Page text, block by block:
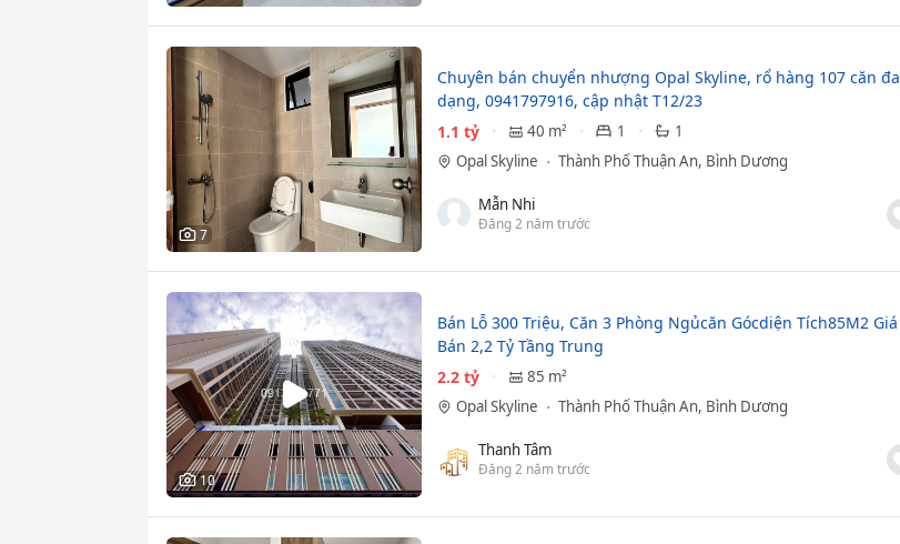
7
Chuyên bán chuyển nhượng Opal Skyline, rổ hàng 107 căn đa
dạng, 0941797916, cập nhật T12/23
1.1 tỷ
40 m² 1
1
Opal Skyline
Thành Phố Thuận An, Bình Dương
Mẫn Nhi
Đăng 2 năm trước
10
Bán Lỗ 300 Triệu, Căn 3 Phòng Ngủcăn Gócdiện Tích85M2 Giá
Bán 2,2 Tỷ Tầng Trung
2.2 tỷ
85 m²
Opal Skyline
Thành Phố Thuận An, Bình Dương
Thanh Tâm
Đăng 2 năm trước